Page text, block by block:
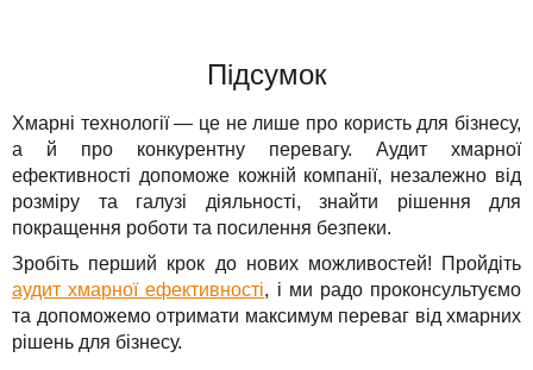
Підсумок
Хмарні технології — це не лише про користь для бізнесу,
а й про конкурентну перевагу. Аудит хмарної
ефективності допоможе кожній компанії, незалежно від
розміру та галузі діяльності, знайти рішення для
покращення роботи та посилення безпеки.
Зробіть перший крок до нових можливостей! Пройдіть
аудит хмарної ефективності, і ми радо проконсультуємо
та допоможемо отримати максимум переваг від хмарних
рішень для бізнесу.